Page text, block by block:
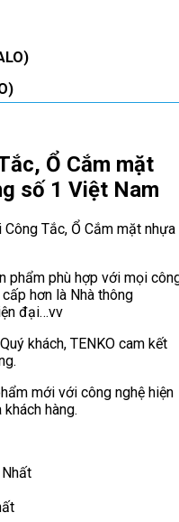
Ổ Cắm mặt
số 1 Việt Nam
Tắc, Ổ Cắm mặt nhựa
phẩm phù hợp với mọi
hơn là Nhà thông
đại…vv
khách, TENKO cam kết
mới với công nghệ hiện
hàng.